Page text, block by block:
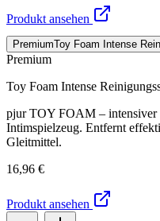
Produkt ansehen
PremiumToy Foam Intense
Premium
Toy Foam Intense
pjur TOY FOAM – intensiver
Intimspielzeug. Entfernt
Gleitmittel.
16,96 €
Produkt ansehen